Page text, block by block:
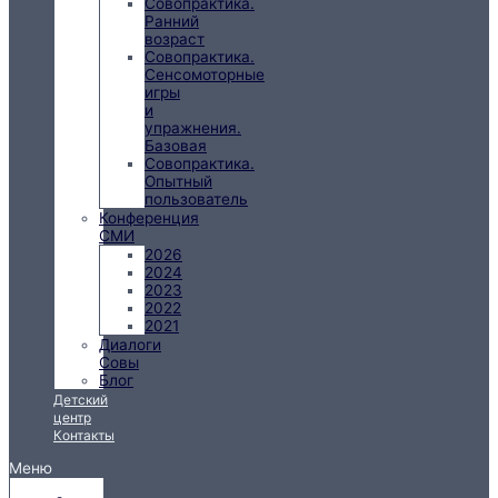
Ранний
возраст
Совопрактика.
Сенсомоторные
игры
и
упражнения.
Базовая
Совопрактика.
Опытный
пользователь
Конференция
СМИ
2026
2024
2023
2022
2021
Диалоги
Совы
Блог
Детский
центр
Контакты
Меню